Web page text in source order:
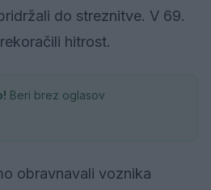
do streznitve. V 69.
hitrost.
Beri brez oglasov
obravnavali voznika